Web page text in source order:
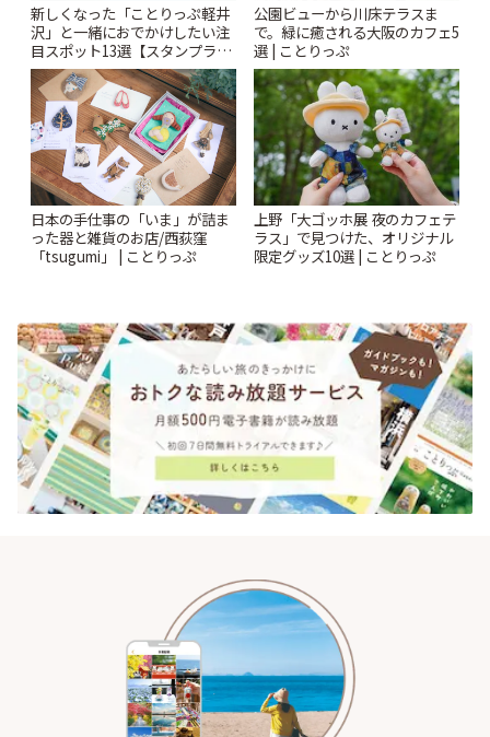
新しくなった「ことりっぷ軽井
沢」と一緒におでかけしたい注
目スポット13選【スタンプラリ
ー開催中】 | ことりっぷ
公園ビューから川床テラスま
で。緑に癒される大阪のカフェ5
選 | ことりっぷ
日本の手仕事の「いま」が詰ま
った器と雑貨のお店/西荻窪
「tsugumi」 | ことりっぷ
上野「大ゴッホ展 夜のカフェテ
ラス」で見つけた、オリジナル
限定グッズ10選 | ことりっぷ